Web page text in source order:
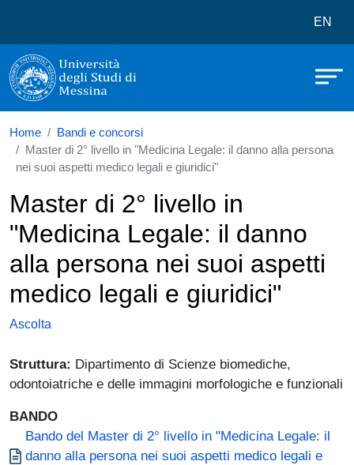
Università degli Studi di Messina
EN
Home
Bandi e concorsi
Master di 2° livello in "Medicina Legale: il danno alla persona
nei suoi aspetti medico legali e giuridici"
Master di 2° livello in
"Medicina Legale: il danno
alla persona nei suoi aspetti
medico legali e giuridici"
Ascolta
Struttura: Dipartimento di Scienze biomediche,
odontoiatriche e delle immagini morfologiche e funzionali
BANDO
Document
Bando del Master di 2° livello in "Medicina Legale: il
danno alla persona nei suoi aspetti medico legali e